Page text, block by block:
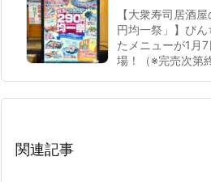
【大衆寿司居酒
円均一祭」】び
たメニューが1月
場！（※完売次第
関連記事